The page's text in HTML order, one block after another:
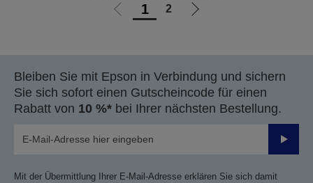
Zur
1 2
Zur
Bleiben Sie mit Epson in Verbindung und sichern
Sie sich sofort einen Gutscheincode für einen
Rabatt von 10 %* bei Ihrer nächsten Bestellung.
Mit der Übermittlung Ihrer E-Mail-Adresse erklären Sie sich damit